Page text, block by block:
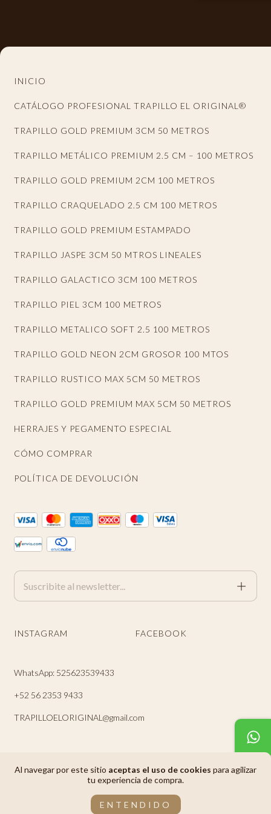
Al navegar por este sitio aceptas el uso de cookies para agilizar
tu experiencia de compra.
ENTENDIDO
INICIO
CATÁLOGO PROFESIONAL TRAPILLO EL ORIGINAL®
TRAPILLO GOLD PREMIUM 3CM 50 METROS
TRAPILLO METÁLICO PREMIUM 2.5 CM – 100 METROS
TRAPILLO GOLD PREMIUM 2CM 100 METROS
TRAPILLO CRAQUELADO 2.5 CM 100 METROS
TRAPILLO GOLD PREMIUM ESTAMPADO
TRAPILLO JASPE 3CM 50 MTROS LINEALES
TRAPILLO GALACTICO 3CM 100 METROS
TRAPILLO PIEL 3CM 100 METROS
TRAPILLO METALICO SOFT 2.5 100 METROS
TRAPILLO GOLD NEON 2CM GROSOR 100 MTOS
TRAPILLO RUSTICO MAX 5CM 50 METROS
TRAPILLO GOLD PREMIUM MAX 5CM 50 METROS
HERRAJES Y PEGAMENTO ESPECIAL
CÓMO COMPRAR
POLÍTICA DE DEVOLUCIÓN
INSTAGRAM FACEBOOK
WhatsApp: 525623539433
+52 56 2353 9433
TRAPILLOELORIGINAL@gmail.com
Copyright Trapillo El Original - 2026. Todos los derechos reservados.